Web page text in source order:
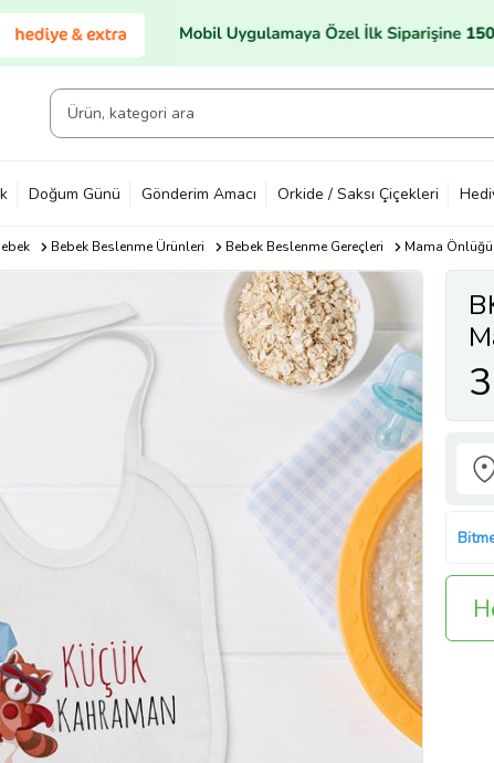
Doğum Günü Gönderim Amacı Orkide / Saksı Çiçekleri
Bebek Beslenme Ürünleri Bebek Beslenme Gereçleri Mama Önlüğü